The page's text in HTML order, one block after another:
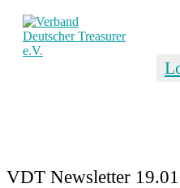
VDT Newsletter